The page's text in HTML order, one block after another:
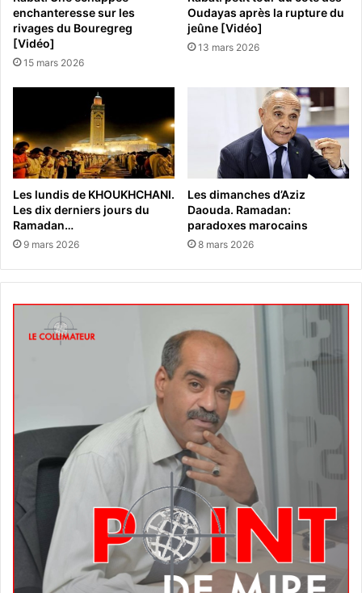
enchanteresse sur les
rivages du Bouregreg
[Vidéo]
15 mars 2026
Oudayas après la rupture du
jeûne [Vidéo]
13 mars 2026
Les lundis de KHOUKHCHANI.
Les dix derniers jours du
Ramadan…
9 mars 2026
Les dimanches d’Aziz
Daouda. Ramadan:
paradoxes marocains
8 mars 2026